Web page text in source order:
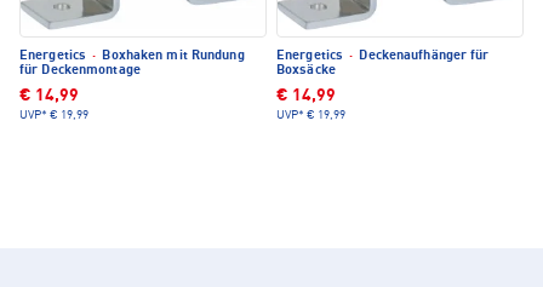
Energetics · Boxhaken mit Rundung
für Deckenmontage
€ 14,99
UVP* € 19,99
Energetics · Deckenaufhänger für
Boxsäcke
€ 14,99
UVP* € 19,99